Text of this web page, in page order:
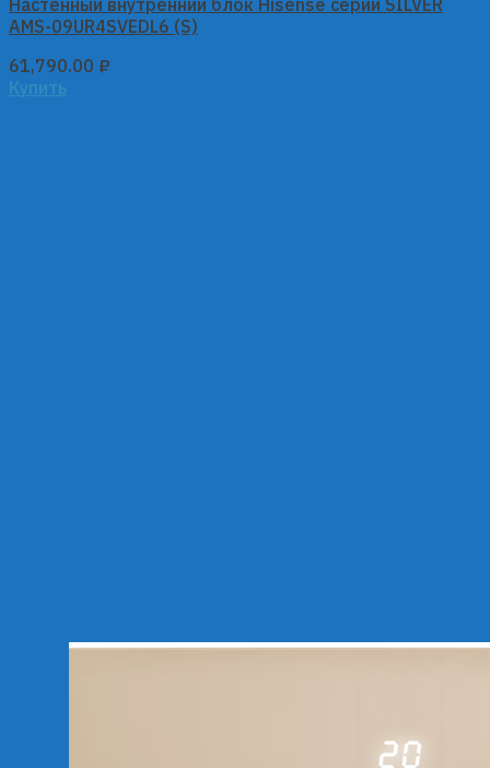
Настенный внутренний блок Hisense серии SILVER
AMS-09UR4SVEDL6 (S)
61,790.00 ₽
Купить